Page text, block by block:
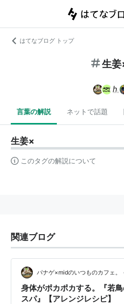
はてなブログ トップ
生姜
言葉の解説 ネットで話題
生姜×
このタグの解説について
関連ブログ
パナゲ×midのいつものカフェ。
身体がポカポカする。『若
スパ』【アレンジレシピ】